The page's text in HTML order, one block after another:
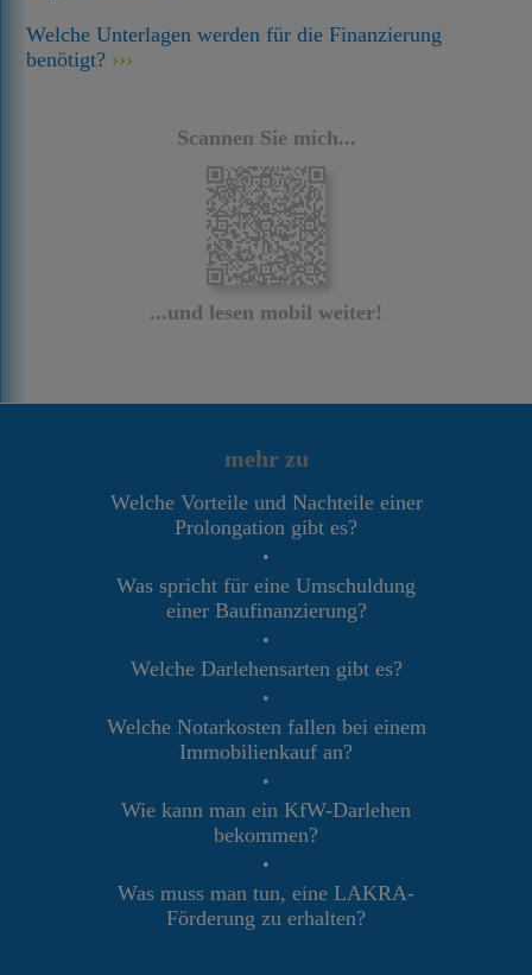
Welche Unterlagen werden für die Finanzierung
benötigt?
Scannen Sie mich...
...und lesen mobil weiter!
mehr zu
Welche Vorteile und Nachteile einer
Prolongation gibt es?
•
Was spricht für eine Umschuldung
einer Baufinanzierung?
•
Welche Darlehensarten gibt es?
•
Welche Notarkosten fallen bei einem
Immobilienkauf an?
•
Wie kann man ein KfW-Darlehen
bekommen?
•
Was muss man tun, eine LAKRA-
Förderung zu erhalten?